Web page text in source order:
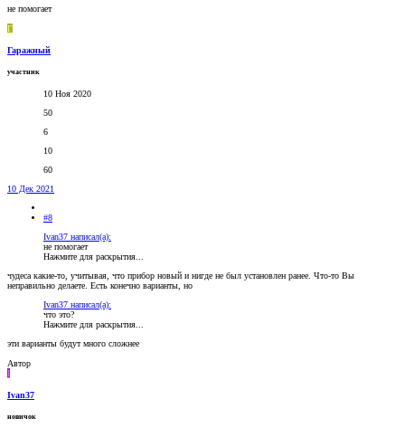
не помогает
Г
Гаражный
участник
10 Ноя 2020
50
6
10
60
10 Дек 2021
#8
Ivan37 написал(а):
не помогает
Нажмите для раскрытия...
чудеса какие-то, учитывая, что прибор новый и нигде не был установлен ранее. Что-то Вы
неправильно делаете. Есть конечно варианты, но
Ivan37 написал(а):
что это?
Нажмите для раскрытия...
эти варианты будут много сложнее
Автор
I
Ivan37
новичок